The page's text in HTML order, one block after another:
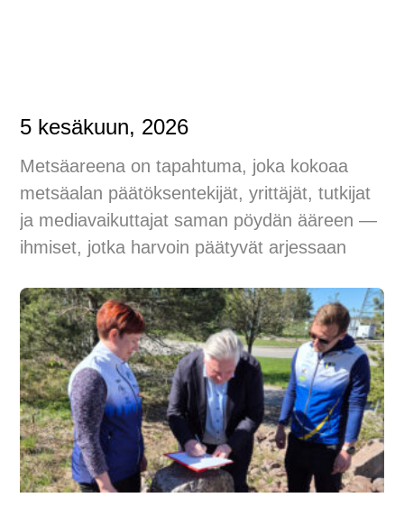
5 kesäkuun, 2026
Metsäareena on tapahtuma, joka kokoaa
metsäalan päätöksentekijät, yrittäjät, tutkijat
ja mediavaikuttajat saman pöydän ääreen —
ihmiset, jotka harvoin päätyvät arjessaan